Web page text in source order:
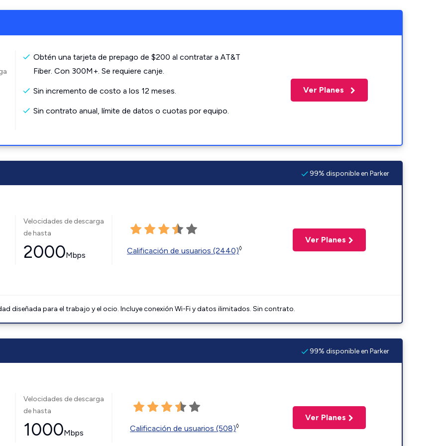
Obtén una tarjeta de prepago de $200 al contratar a AT&T
Fiber. Con 300M+. Se requiere canje.
Sin incremento de costo a los 12 meses.
Sin contrato anual, límite de datos o cuotas por equipo.
Ver Planes
99% disponible en Parker
Velocidades de descarga
de hasta
2000Mbps Calificación de usuarios (2440)◊
Ver Planes
diseñada para el trabajo y el ocio. Incluye conexión Wi-Fi y datos ilimitados. Sin contrato.
99% disponible en Parker
Velocidades de descarga
de hasta
1000Mbps Calificación de usuarios (508)◊
Ver Planes